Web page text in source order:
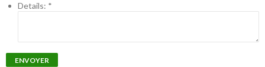
Details: *
ENVOYER